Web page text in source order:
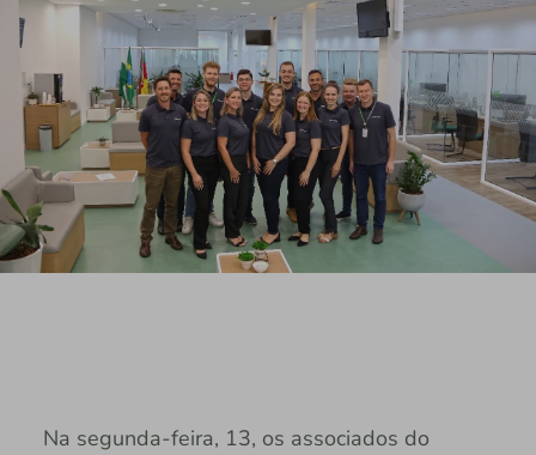
Na segunda-feira, 13, os associados do